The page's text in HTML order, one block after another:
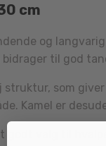
cm
og
til god
struktur, som
Kamel er
godt valg til